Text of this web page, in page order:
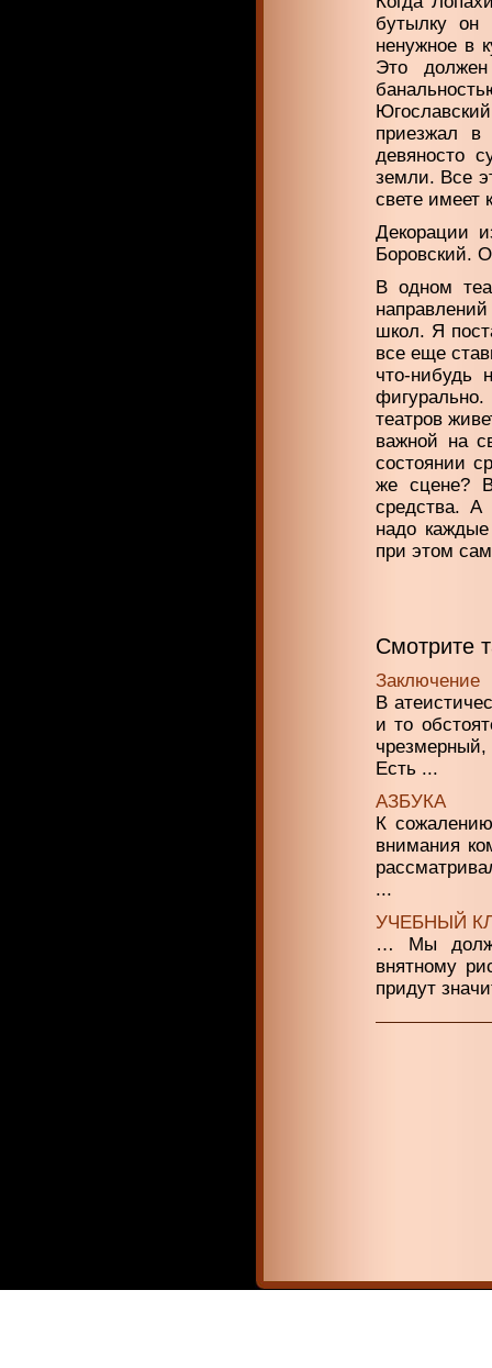
бутылку он
ненужное в
Это
приезжал в
девяносто
земли. Все
свете имеет
Декорации
Боровский.
В одном
школ. Я
все еще
что-нибудь
театров
важной на
состоянии
же сцене?
средства.
надо каждые
при этом
Смотрите
Заключение
В
и то
Есть ...
АЗБУКА
К
внимания
...
УЧЕБНЫЙ
… Мы
внятному
придут